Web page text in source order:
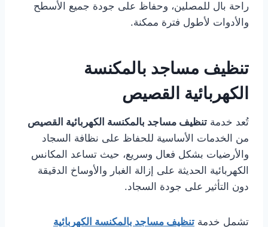
راحة بال للمصلين، وحفاظ على جودة جميع الأسطح
والأدوات لأطول فترة ممكنة.
تنظيف مساجد بالمكنسة
الكهربائية القصيص
تُعد خدمة تنظيف مساجد بالمكنسة الكهربائية القصيص
من الخدمات الأساسية للحفاظ على نظافة السجاد
والأرضيات بشكل فعال وسريع، حيث تساعد المكانس
الكهربائية الحديثة على إزالة الغبار والأوساخ الدقيقة
دون التأثير على جودة السجاد.
تشمل خدمة تنظيف مساجد بالمكنسة الكهربائية